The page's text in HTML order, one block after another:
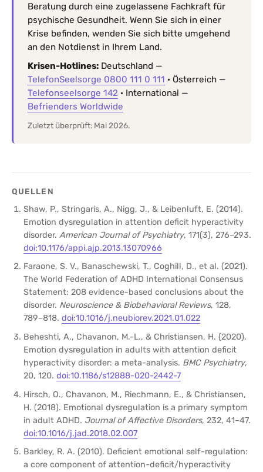
Beratung durch eine zugelassene Fachkraft für
psychische Gesundheit. Wenn Sie sich in einer
Krise befinden, wenden Sie sich bitte umgehend
an den Notdienst in Ihrem Land.
Krisen-Hotlines: Deutschland —
TelefonSeelsorge 0800 111 0 111 · Österreich —
Telefonseelsorge 142 · International —
Befrienders Worldwide
Zuletzt überprüft: Mai 2026.
QUELLEN
Shaw, P., Stringaris, A., Nigg, J., & Leibenluft, E. (2014).
Emotion dysregulation in attention deficit hyperactivity
disorder. American Journal of Psychiatry, 171(3), 276–293.
doi:10.1176/appi.ajp.2013.13070966
Faraone, S. V., Banaschewski, T., Coghill, D., et al. (2021).
The World Federation of ADHD International Consensus
Statement: 208 evidence-based conclusions about the
disorder. Neuroscience & Biobehavioral Reviews, 128,
789–818. doi:10.1016/j.neubiorev.2021.01.022
Beheshti, A., Chavanon, M.-L., & Christiansen, H. (2020).
Emotion dysregulation in adults with attention deficit
hyperactivity disorder: a meta-analysis. BMC Psychiatry,
20, 120. doi:10.1186/s12888-020-2442-7
Hirsch, O., Chavanon, M., Riechmann, E., & Christiansen,
H. (2018). Emotional dysregulation is a primary symptom
in adult ADHD. Journal of Affective Disorders, 232, 41–47.
doi:10.1016/j.jad.2018.02.007
Barkley, R. A. (2010). Deficient emotional self-regulation:
a core component of attention-deficit/hyperactivity